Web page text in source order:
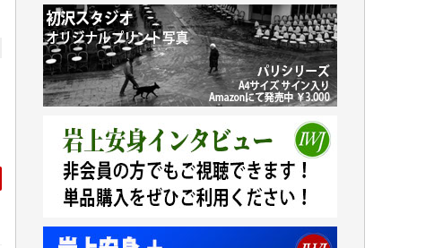
塩川 晃平 様
松本益美 様
井出 隆太 様
及川昭男 様
岩井祐子 様
藤岡比左志 様
井出 隆太 様
小池説夫 様
アオキカナメ 様
諸般の事情によりIWJ会費払えず今は非会員